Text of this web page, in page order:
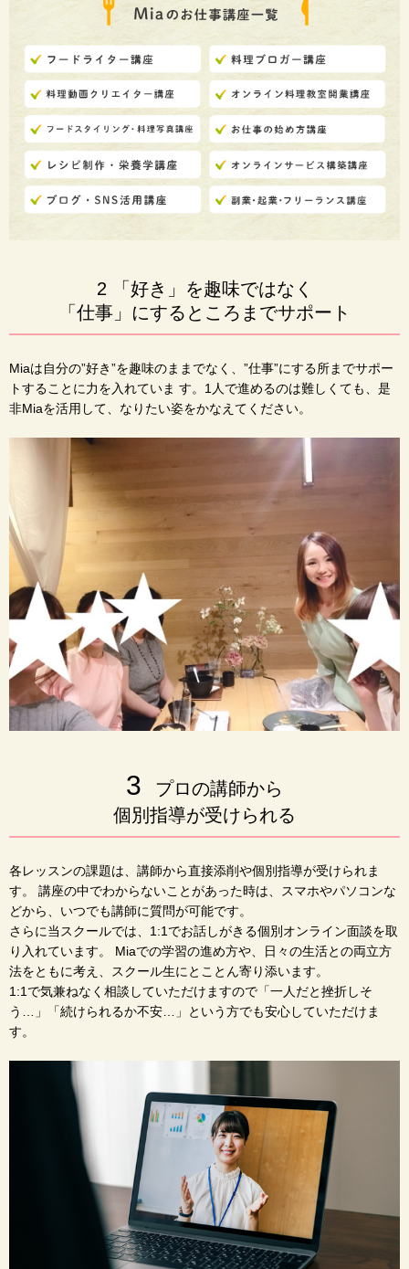
2 「好き」を趣味ではなく
「仕事」にするところまでサポート
Miaは自分の”好き”を趣味のままでなく、”仕事”にする所までサポー
トすることに力を入れていま す。1人で進めるのは難しくても、是
非Miaを活用して、なりたい姿をかなえてください。
3
プロの講師から
個別指導が受けられる
各レッスンの課題は、講師から直接添削や個別指導が受けられま
す。 講座の中でわからないことがあった時は、スマホやパソコンな
どから、いつでも講師に質問が可能です。
さらに当スクールでは、1:1でお話しがきる個別オンライン面談を取
り入れています。 Miaでの学習の進め方や、日々の生活との両立方
法をともに考え、スクール生にとことん寄り添います。
1:1で気兼ねなく相談していただけますので「一人だと挫折しそ
う…」「続けられるか不安…」という方でも安心していただけま
す。